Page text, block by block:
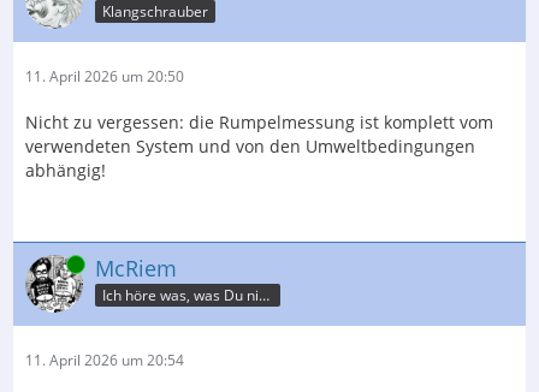
Klangschrauber
11. April 2026 um 20:50
Nicht zu vergessen: die Rumpelmessung ist komplett vom
verwendeten System und von den Umweltbedingungen
abhängig!
Online McRiem
Ich höre was, was Du nicht misst.
11. April 2026 um 20:54